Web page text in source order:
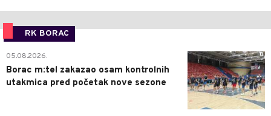
RK BORAC
0
05.08.2026.
Borac m:tel zakazao osam kontrolnih
utakmica pred početak nove sezone